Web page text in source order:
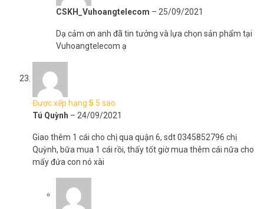
CSKH_Vuhoangtelecom – 25/09/2021
Dạ cảm ơn anh đã tin tưởng và lựa chọn sản phẩm tại
Vuhoangtelecom ạ
Được xếp hạng 5 5 sao
Tú Quỳnh – 24/09/2021
Giao thêm 1 cái cho chị qua quận 6, sdt 0345852796 chị
Quỳnh, bữa mua 1 cái rồi, thấy tốt giờ mua thêm cái nữa cho
mấy đứa con nó xài